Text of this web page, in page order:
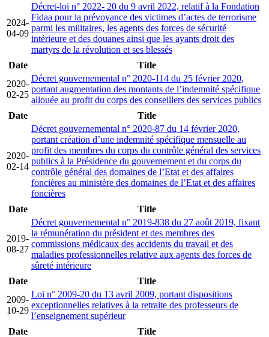
2024-
04-09
Décret-loi n° 2022- 20 du 9 avril 2022, relatif à la Fondation
Fidaa pour la prévoyance des victimes d’actes de terrorisme
parmi les militaires, les agents des forces de sécurité
intérieure et des douanes ainsi que les ayants droit des
martyrs de la révolution et ses blessés
Date
Title
2020-
02-25
Décret gouvernemental n° 2020-114 du 25 février 2020,
portant augmentation des montants de l’indemnité spécifique
allouée au profit du corps des conseillers des services publics
Date
Title
2020-
02-14
Décret gouvernemental n° 2020-87 du 14 février 2020,
portant création d’une indemnité spécifique mensuelle au
profit des membres du corps du contrôle général des services
publics à la Présidence du gouvernement et du corps du
contrôle général des domaines de l’Etat et des affaires
foncières au ministère des domaines de l’Etat et des affaires
foncières
Date
Title
2019-
08-27
Décret gouvernemental n° 2019-838 du 27 août 2019, fixant
la rémunération du président et des membres des
commissions médicaux des accidents du travail et des
maladies professionnelles relative aux agents des forces de
sûreté intérieure
Date
Title
2009-
10-29
Loi n° 2009-20 du 13 avril 2009, portant dispositions
exceptionnelles relatives à la retraite des professeurs de
l’enseignement supérieur
Date
Title